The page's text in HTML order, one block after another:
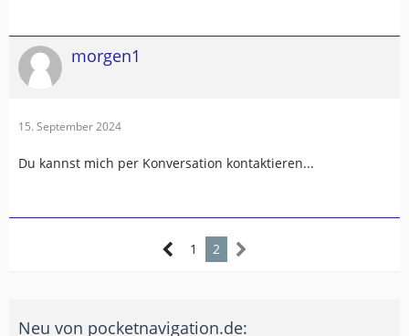
morgen1
15. September 2024
Du kannst mich per Konversation kontaktieren...
1 2
Neu von pocketnavigation.de: